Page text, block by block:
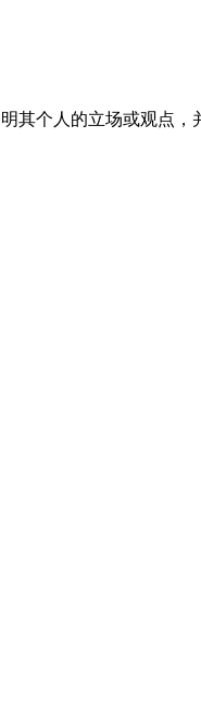
其个人的立场或观点